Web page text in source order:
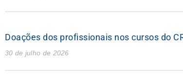
Doações dos profissionais nos cursos do
30 de julho de 2026